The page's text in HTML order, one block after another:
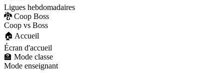
Ligues hebdomadaires
🐉 Coop Boss
Coop vs Boss
🏠 Accueil
Écran d'accueil
🏫 Mode classe
Mode enseignant